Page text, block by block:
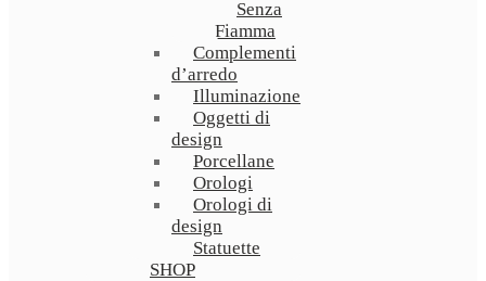
Senza
Fiamma
Complementi
d’arredo
Illuminazione
Oggetti di
design
Porcellane
Orologi
Orologi di
design
Statuette
SHOP